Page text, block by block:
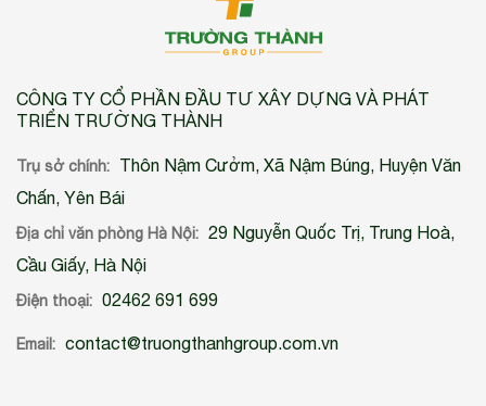
CÔNG TY CỔ PHẦN ĐẦU TƯ XÂY DỰNG VÀ PHÁT
TRIỂN TRƯỜNG THÀNH
Trụ sở chính:
Thôn Nậm Cưởm, Xã Nậm Búng, Huyện Văn
Chấn, Yên Bái
Địa chỉ văn phòng Hà Nội: 29 Nguyễn Quốc Trị, Trung Hoà,
Cầu Giấy, Hà Nội
Điện thoại: 02462 691 699
Email: contact@truongthanhgroup.com.vn